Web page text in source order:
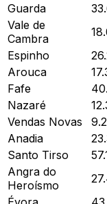
Guarda
Vale de
Cambra
Espinho
Arouca
Fafe
Nazaré
Vendas Novas
Anadia
Santo Tirso
Angra do
Heroísmo